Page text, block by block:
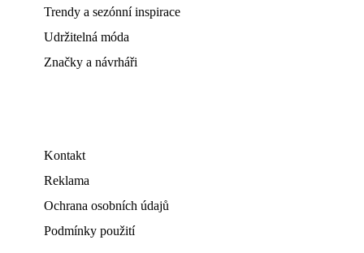
Trendy a sezónní inspirace
Udržitelná móda
Značky a návrháři
Kontakt
Reklama
Ochrana osobních údajů
Podmínky použití